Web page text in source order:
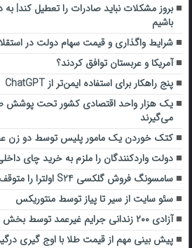
بروز مشکلات نباید صادرات را تعطیل کند|
باشیم
شرایط واگذاری و قیمت سهام دولت در
آمریکا و عربستان توافق کردند؟
پنج راهکار برای استفاده ایمن‌تر از ChatGPT
یک هزار واحد اقتصادی کشور تحت پوشش
می‌گیرند
کتک خوردن یک مامور پلیس توسط دو زن
دولت واردکنندگان را ملزم به خرید چای
سامسونگ فروش گلکسی S24 اولترا را متوقف کرد
سئو سایت از سیر تا پیاز توسط منتوریکس
آزادی ۲۰۰ زندانی جرایم غیرعمد توسط بخش خصوصی
پیش بینی مهم از قیمت طلا با اوج گیری